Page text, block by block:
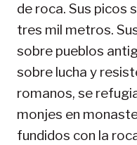
de roca. Sus picos
tres mil metros.
sobre pueblos
sobre lucha y
romanos, se
monjes en
fundidos con la